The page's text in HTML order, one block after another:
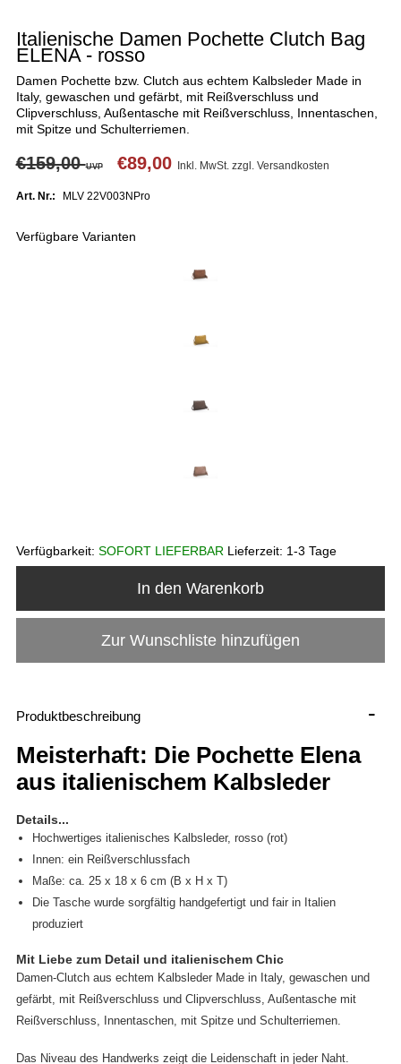
Italienische Damen Pochette Clutch Bag
ELENA - rosso
Damen Pochette bzw. Clutch aus echtem Kalbsleder Made in
Italy, gewaschen und gefärbt, mit Reißverschluss und
Clipverschluss, Außentasche mit Reißverschluss, Innentaschen,
mit Spitze und Schulterriemen.
€159,00UVP €89,00 Inkl. MwSt. zzgl. Versandkosten
Art. Nr.: MLV 22V003NPro
Verfügbare Varianten
Verfügbarkeit: SOFORT LIEFERBAR Lieferzeit: 1-3 Tage
In den Warenkorb
Zur Wunschliste hinzufügen
Produktbeschreibung
-
Meisterhaft: Die Pochette Elena
aus italienischem Kalbsleder
Details...
Hochwertiges italienisches Kalbsleder, rosso (rot)
Innen: ein Reißverschlussfach
Maße: ca. 25 x 18 x 6 cm (B x H x T)
Die Tasche wurde sorgfältig handgefertigt und fair in Italien
produziert
Mit Liebe zum Detail und italienischem Chic
Damen-Clutch aus echtem Kalbsleder Made in Italy, gewaschen und
gefärbt, mit Reißverschluss und Clipverschluss, Außentasche mit
Reißverschluss, Innentaschen, mit Spitze und Schulterriemen.
Das Niveau des Handwerks zeigt die Leidenschaft in jeder Naht.